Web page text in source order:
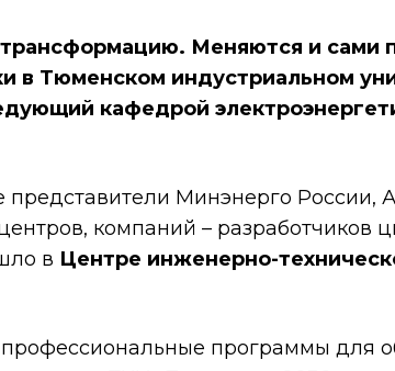
трансформацию. Меняются и сами
в Тюменском индустриальном
кафедрой
представители Минэнерго России,
компаний – разработчиков
в Центре инженерно-
программы для